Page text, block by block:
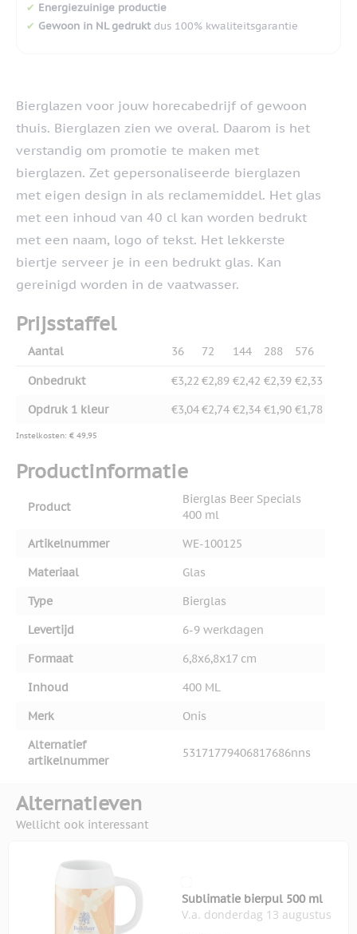
✔ Energiezuinige productie
✔ Gewoon in NL gedruktdus 100% kwaliteitsgarantie
Bierglazen voor jouw horecabedrijf of gewoon
thuis. Bierglazen zien we overal. Daarom is het
verstandig om promotie te maken met
bierglazen. Zet gepersonaliseerde bierglazen
met eigen design in als reclamemiddel. Het glas
met een inhoud van 40 cl kan worden bedrukt
met een naam, logo of tekst. Het lekkerste
biertje serveer je in een bedrukt glas. Kan
gereinigd worden in de vaatwasser.
Prijsstaffel
Aantal 36 72 144 288 576
Onbedrukt €3,22 €2,89 €2,42 €2,39 €2,33
Opdruk 1 kleur
€3,04€2,74 €2,34 €1,90 €1,78
Instelkosten: € 49,95
Productinformatie
Product
Bierglas Beer Specials
400 ml
Artikelnummer
WE-100125
Materiaal
Glas
Type
Bierglas
Levertijd
6-9 werkdagen
Formaat
6,8x6,8x17 cm
Inhoud
400 ML
Merk
Onis
Alternatief
artikelnummer
53171779406817686nns
Alternatieven
Wellicht ook interessant
Sublimatie bierpul 500 ml
V.a. donderdag 13 augustus